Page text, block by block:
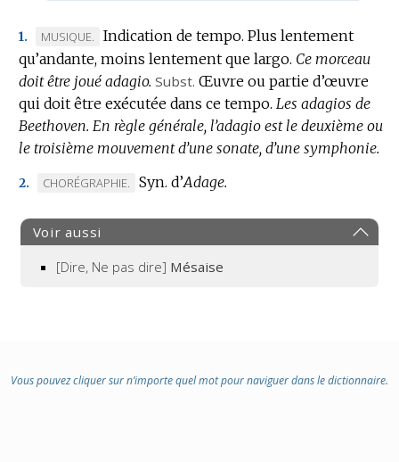
1.
MARQUE
DE
DOMAINE
MUSIQUE. Indication de tempo. Plus lentement
qu’andante, moins lentement que largo. Ce morceau
doit être joué adagio. Subst. Œuvre ou partie d’œuvre
qui doit être exécutée dans ce tempo. Les adagios de
Beethoven. En règle générale, l’adagio est le deuxième ou
le troisième mouvement d’une sonate, d’une symphonie.
2.
MARQUE
DOMAINE
:
CHORÉGRAPHIE. Syn. d’Adage.
Voir aussi
[Dire, Ne pas dire] Mésaise
Vous pouvez cliquer sur n’importe quel mot pour naviguer dans le dictionnaire.